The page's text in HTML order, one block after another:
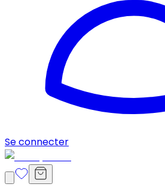
Se connecter